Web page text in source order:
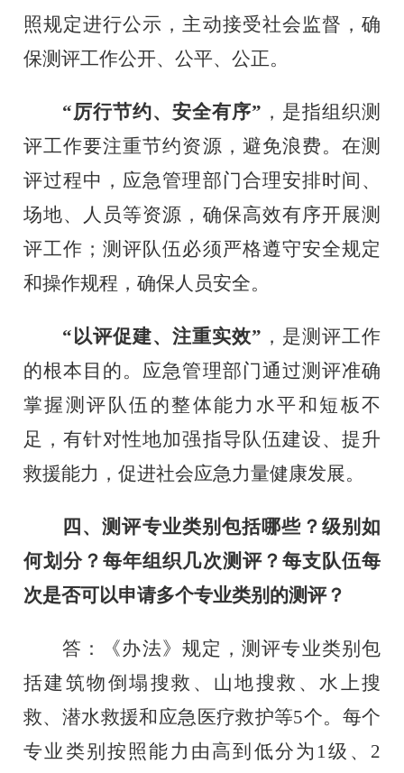
照规定进行公示，主动接受社会监督，确
保测评工作公开、公平、公正。
“厉行节约、安全有序” ，是指组织测
评工作要注重节约资源，避免浪费。在测
评过程中，应急管理部门合理安排时间、
场地、人员等资源，确保高效有序开展测
评工作；测评队伍必须严格遵守安全规定
和操作规程，确保人员安全。
“以评促建、注重实效” ，是测评工作
的根本目的。应急管理部门通过测评准确
掌握测评队伍的整体能力水平和短板不
足，有针对性地加强指导队伍建设、提升
救援能力，促进社会应急力量健康发展。
四、测评专业类别包括哪些？级别如
何划分？每年组织几次测评？每支队伍每
次是否可以申请多个专业类别的测评？
答：《办法》规定，测评专业类别包
括建筑物倒塌搜救、山地搜救、水上搜
救、潜水救援和应急医疗救护等5个。每个
专业类别按照能力由高到低分为 1 级、 2